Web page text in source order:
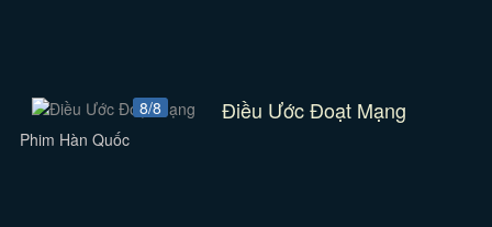
8/8 Điều Ước Đoạt Mạng
Phim Hàn Quốc